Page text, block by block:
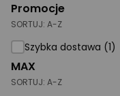
Telewizory i audio
Foto i kamery
AGD duże
Promocje
SORTUJ: A-Z
Szybka dostawa (1)
MAX
SORTUJ: A-Z